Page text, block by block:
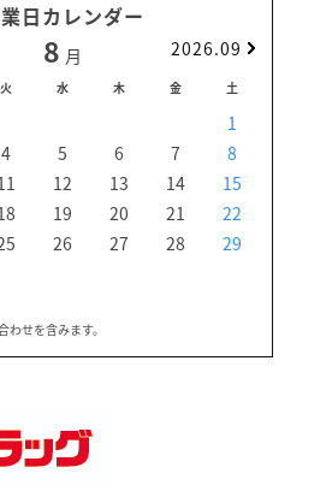
日カレンダー
8 月 2026.09
火 水 木 金 土
1
4 5 6 7
8
12 13 14
15
19 20 21
22
26 27 28
29
せを含みます。